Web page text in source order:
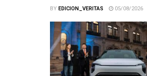
BYEDICION_VERITAS 05/08/2026